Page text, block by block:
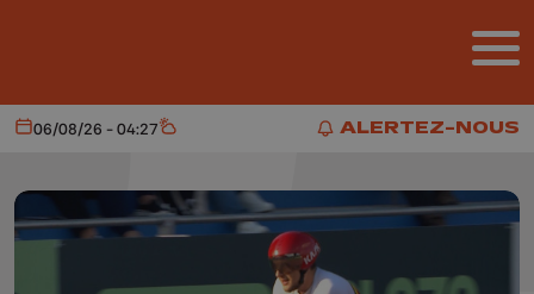
ALERTEZ-NOUS
ALERTEZ-NOUS
Aujourd'hui
06/08/26 - 04:27 Météo